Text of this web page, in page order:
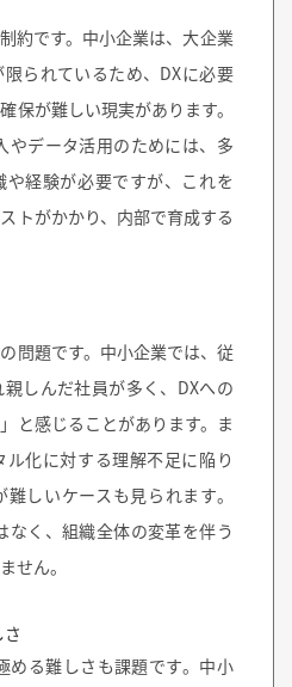
約です。中小企業は、大企業
られているため、DXに必要
保が難しい現実があります。
やデータ活用のためには、多
や経験が必要ですが、これを
トがかかり、内部で育成する
問題です。中小企業では、従
しんだ社員が多く、DXへの
と感じることがあります。ま
化に対する理解不足に陥り
しいケースも見られます。
なく、組織全体の変革を伴う
せん。
める難しさ も課題です。中小